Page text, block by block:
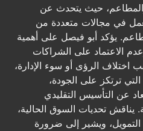
حيث يتحدث عن
في مجالات متعددة من
يؤكد أبو فيصل على أهمية
الاعتماد على الشراكات
اختلاف الرؤى أو سوء الإدارة،
ترتكز على الجودة،
عن التأسيس التقليدي
يناقش تحديات السوق الحالية،
ويشير إلى ضرورة